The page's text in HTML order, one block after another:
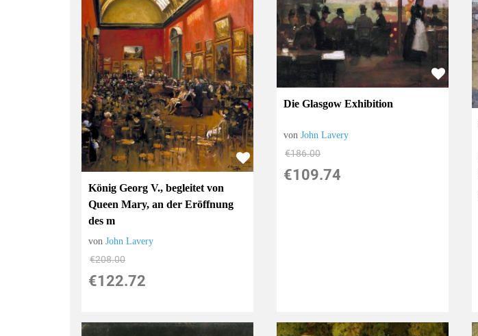
König Georg V., begleitet von
Queen Mary, an der Eröffnung
des m
vonJohn Lavery
€208.00
€122.72
Die Glasgow Exhibition
vonJohn Lavery
€186.00
€109.74